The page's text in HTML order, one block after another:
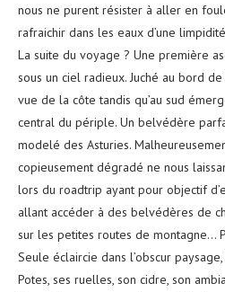
nous ne purent résister à aller en
rafraichir dans les eaux d’une
La suite du voyage ? Une première
sous un ciel radieux. Juché au bord
vue de la côte tandis qu’au sud
central du périple. Un belvédère
modelé des Asturies.
copieusement dégradé ne nous
lors du roadtrip ayant pour objectif
allant accéder à des belvédères de
sur les petites routes de montagne…
Seule éclaircie dans l’obscur
Potes, ses ruelles, son cidre, son